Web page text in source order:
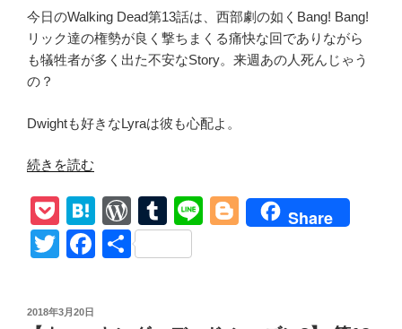
覚!
モ
ー
ニ
ガ
困
っ
ち
ネ
今日のWalking Dead第13話は、西部劇の如くBang! Bang!
リック達の権勢が良く撃ちまくる痛快な回でありながら
も犠牲者が多く出た不安なStory。来週あの人死んじゃう
の？
Dwightも好きなLyraは彼も心配よ。
“【ウ
ー
キ
ン
ッ
続きを読む
P
o
ck
H
at
e
W
or
d
T
u
m
Li
Bl
Share
T
tt
F
共
投
2018年3月20日